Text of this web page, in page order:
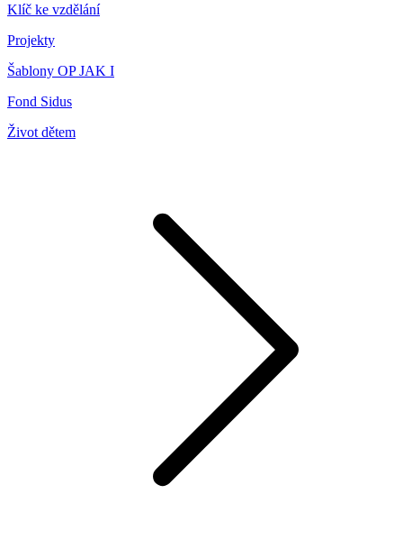
Klíč ke vzdělání
Projekty
Šablony OP JAK I
Fond Sidus
Život dětem